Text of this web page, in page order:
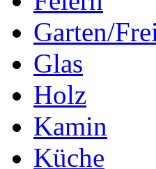
Garten/
Glas
Holz
Kamin
Küche